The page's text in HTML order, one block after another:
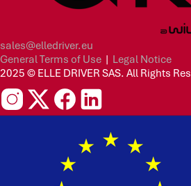
sales@elledriver.eu
General Terms of Use | Legal Notice
2025 © ELLE DRIVER SAS. All Rights